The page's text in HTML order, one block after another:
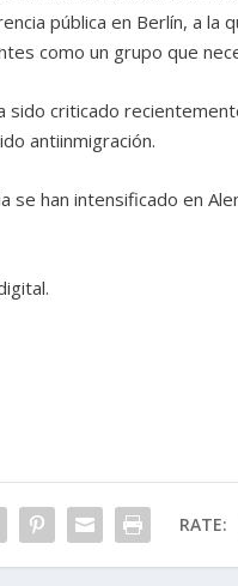
pública en Berlín, a la
como un grupo que
sido criticado
antiinmigración.
se han intensificado en
RATE: